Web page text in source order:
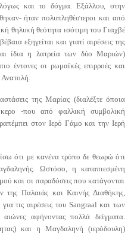
και το δόγμα. Εξάλλου, στην
ήταν πολυπληθέστεροι και από
θηλυκή θεότητα ισότιμη του Γιαχβέ
εξηγείται και γιατί αιρέσεις της
ίδια η λατρεία των δύο Μαριών)
έντονες οι ρωμαϊκές επιρροές και
Ανατολή.
της Μαρίας (διαλέξτε όποια
-που από φαλλική συμβολική
στον Ιερό Γάμο και την Ιερή
ότι με κανένα τρόπο δε θεωρώ ότι
Ωστόσο, η καταπιεσμένη
και οι παραδόσεις που κατάγονται
της Παλαιάς και Καινής Διαθήκης,
τις αιρέσεις του Sangraal και των
αφήνοντας πολλά δείγματα.
και η Μαγδαληνή (ιερόδουλη)